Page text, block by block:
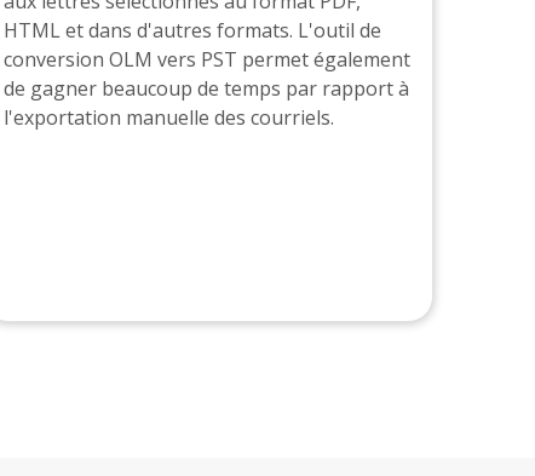
HTML et dans d'autres formats. L'outil de
conversion OLM vers PST permet également
de gagner beaucoup de temps par rapport à
l'exportation manuelle des courriels.